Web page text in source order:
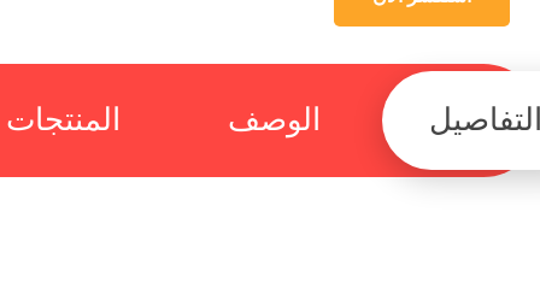
الوصف